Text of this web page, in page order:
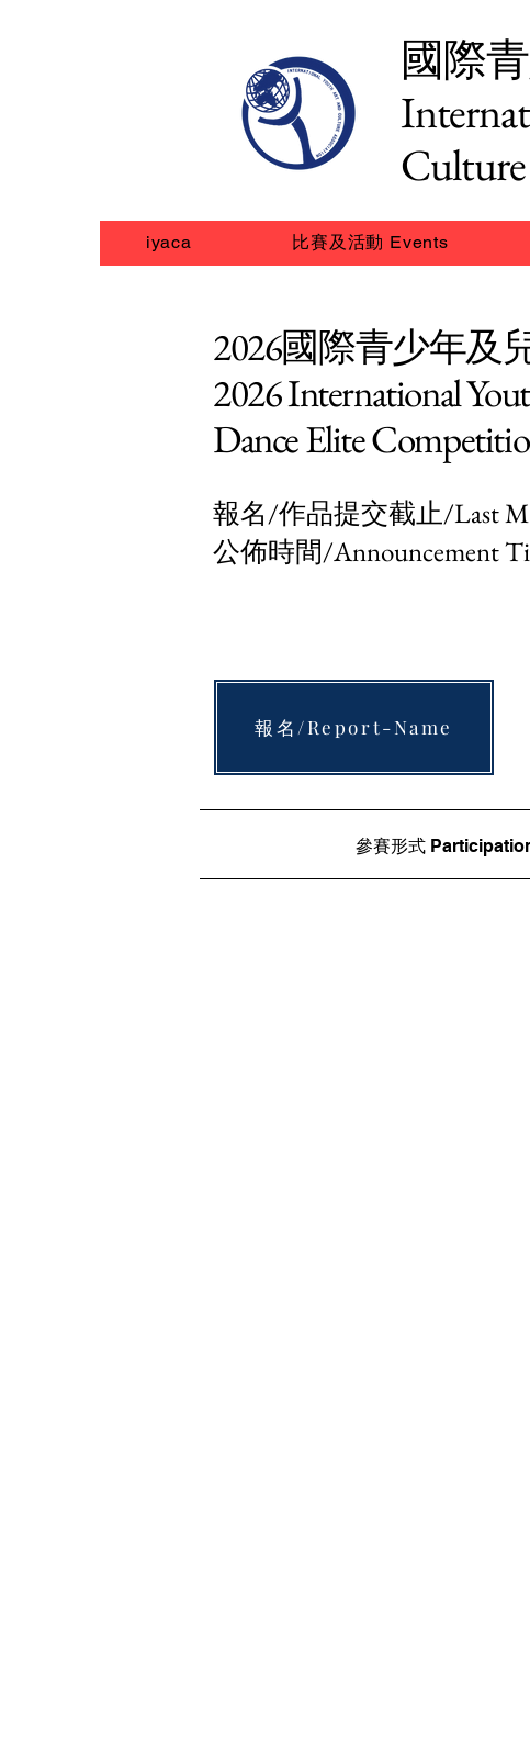
國際
iyaca 比賽及活動 Events
2026國際青少年及
2026 International
Dance Elite
報名/作品提交截止/Last
公佈時間/Announcement
報名/Report-Name
參賽形式